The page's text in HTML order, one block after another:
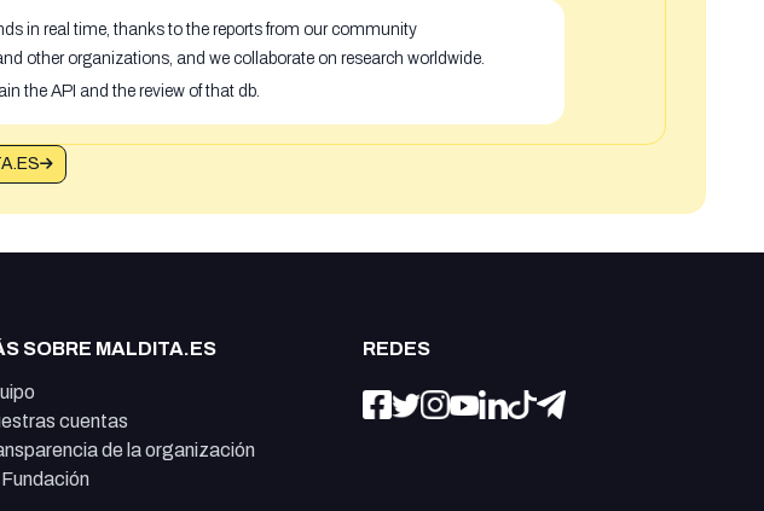
in real time, thanks to the reports from our community
other organizations, and we collaborate on research worldwide.
the API and the review of that db.
SOBRE MALDITA.ES
cuentas
de la organización
REDES